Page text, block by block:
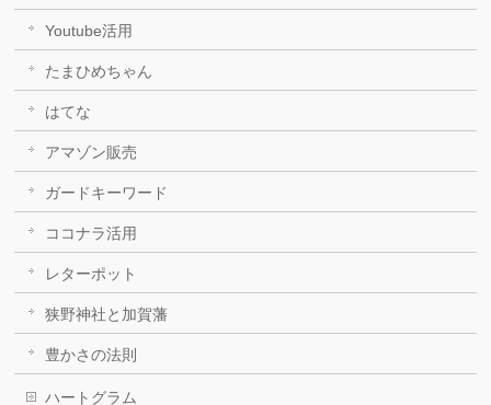
Youtube活用
たまひめちゃん
はてな
アマゾン販売
ガードキーワード
ココナラ活用
レターポット
狭野神社と加賀藩
豊かさの法則
ハートグラム